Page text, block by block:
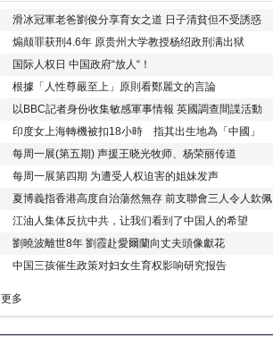
滑冰冠軍老爸劉俊分享育女之道 日子清貧但不受誘惑
煽颠罪获刑4.6年 原贵州大学教授杨绍政刑满出狱
国际人权日 中国政府“放人“！
根據「人性尊嚴至上」原則看鄭麗文的言論
以BBC記者身份收集敏感軍事情報 英國調查間諜活動
印度女上海轉機被扣18小時 指其出生地為「中國」
每周一展(第五期) 声援王晓光牧师、杨荣丽传道
每周一展第四期 为遭受人权迫害的姐妹发声
夏博義指香港高度自治蕩然無存 前支聯會三人令人欽佩
江油人集体反抗中共，让我们看到了中国人的希望
劉曉波離世8年 劉霞赴愛爾蘭向丈夫頭像獻花
中国三孩催生政策对妇女生育权影响研究报告
更多